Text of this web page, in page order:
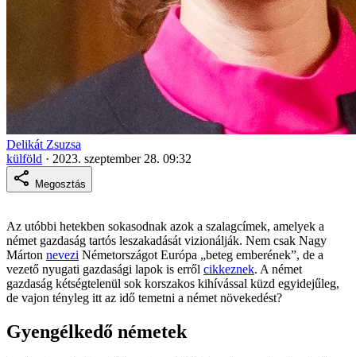
Delikát Zsuzsa
külföld · 2023. szeptember 28. 09:32
Megosztás
Az utóbbi hetekben sokasodnak azok a szalagcímek, amelyek a
német gazdaság tartós leszakadását vizionálják. Nem csak Nagy
Márton nevezi Németországot Európa „beteg emberének”, de a
vezető nyugati gazdasági lapok is erről cikkeznek. A német
gazdaság kétségtelenül sok korszakos kihívással küzd egyidejűleg,
de vajon tényleg itt az idő temetni a német növekedést?
Gyengélkedő németek